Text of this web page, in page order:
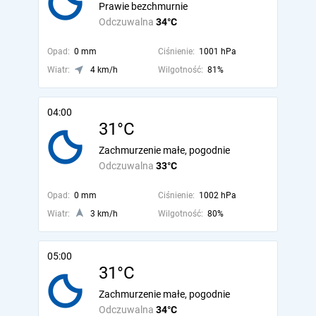
Odczuwalna 34°C
Prawie bezchmurnie
Opad: 0 mm Ciśnienie: 1001 hPa
Wiatr:
4 km/h Wilgotność: 81%
04:00
31°C
Odczuwalna 33°C
Zachmurzenie małe, pogodnie
Opad: 0 mm Ciśnienie: 1002 hPa
Wiatr:
3 km/h Wilgotność: 80%
05:00
31°C
Odczuwalna 34°C
Zachmurzenie małe, pogodnie